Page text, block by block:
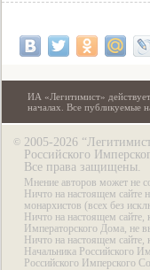
ИА «Легитимист»
началах. Все публикуемые
© 2005-2026
Российского
Все права защищены.
Мнение авторов может не
Ничто на настоящем сайте
монархистов (всех без
Ничто на настоящем
Императорского Дома, не
Ничто на настоящем
Начальника Российского
Российского Имперского